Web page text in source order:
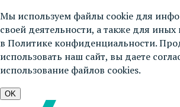
Мы используем файлы cookie для
своей деятельности, а также для
в Политике конфиденциальности.
использовать наш сайт, вы даете
использование файлов cookies.
OK